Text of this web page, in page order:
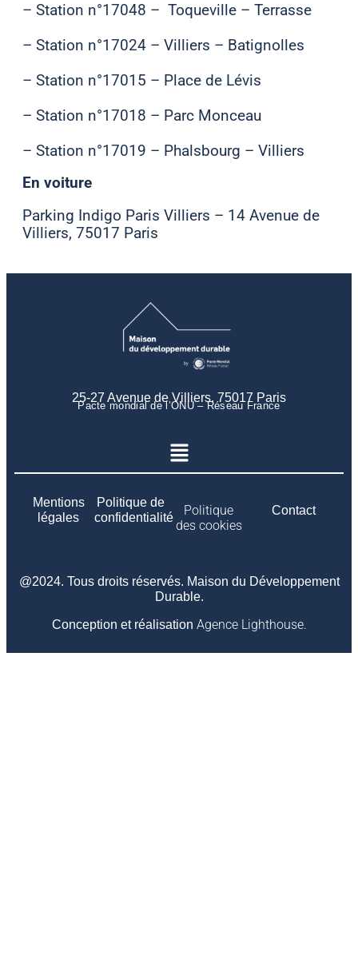
– Station n°17048 – Toqueville – Terrasse
– Station n°17024 – Villiers – Batignolles
– Station n°17015 – Place de Lévis
– Station n°17018 – Parc Monceau
– Station n°17019 – Phalsbourg – Villiers
En voiture
Parking Indigo Paris Villiers – 14 Avenue de
Villiers, 75017 Paris
25-27 Avenue de Villiers, 75017 Paris
Pacte mondial de l’ONU – Réseau France
Mentions
légales
Politique de
confidentialité
Politique
des cookies
Contact
@2024. Tous droits réservés. Maison du Développement
Durable.
Conception et réalisation Agence Lighthouse.